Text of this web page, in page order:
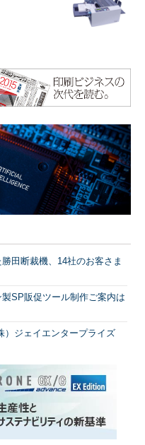
田断裁機、14社のお客さま
SP販促ツール制作ご案内は
）ジェイエンタープライズ